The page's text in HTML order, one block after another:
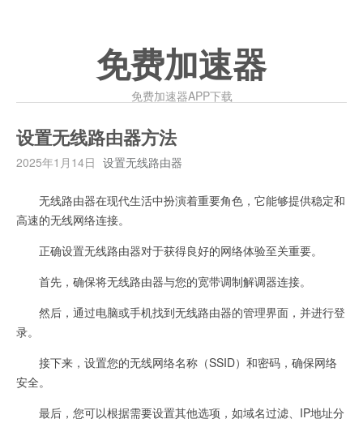
免费加速器
免费加速器APP下载
设置无线路由器方法
2025年1月14日 设置无线路由器
无线路由器在现代生活中扮演着重要角色，它能够提供稳定和
高速的无线网络连接。
正确设置无线路由器对于获得良好的网络体验至关重要。
首先，确保将无线路由器与您的宽带调制解调器连接。
然后，通过电脑或手机找到无线路由器的管理界面，并进行登
录。
接下来，设置您的无线网络名称（SSID）和密码，确保网络
安全。
最后，您可以根据需要设置其他选项，如域名过滤、IP地址分